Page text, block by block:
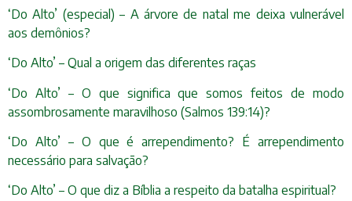
‘Do Alto’ (especial) – A árvore de natal me deixa vulnerável
aos demônios?
‘Do Alto’ – Qual a origem das diferentes raças
‘Do Alto’ – O que significa que somos feitos de modo
assombrosamente maravilhoso (Salmos 139:14)?
‘Do Alto’ – O que é arrependimento? É arrependimento
necessário para salvação?
‘Do Alto’ – O que diz a Bíblia a respeito da batalha espiritual?